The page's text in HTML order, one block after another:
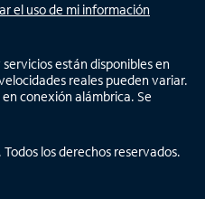
el uso de mi información
están disponibles en
reales pueden variar.
conexión alámbrica. Se
los derechos reservados.